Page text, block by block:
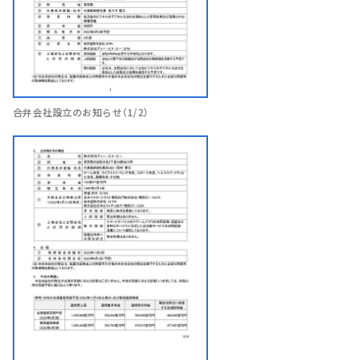
合弁会社設立のお知らせ（1/2）